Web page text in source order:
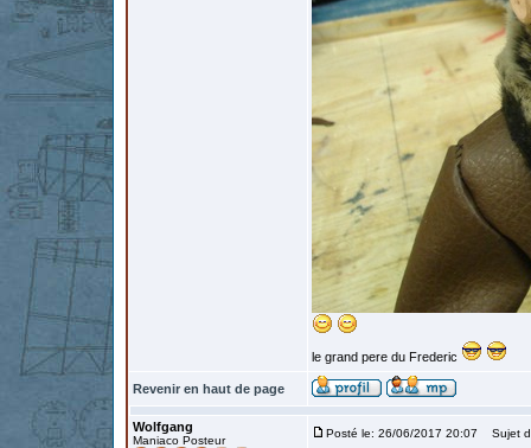
le grand pere du Frederic
Revenir en haut de page
Wolfgang
Maniaco Posteur
Posté le: 26/06/2017 20:07 Sujet